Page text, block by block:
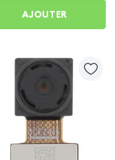
AJOUTER